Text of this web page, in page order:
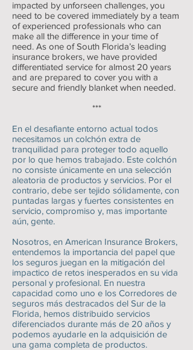
impacted by unforseen challenges, you
need to be covered immediately by a team
of experienced professionals who can
make all the difference in your time of
need. As one of South Florida’s leading
insurance brokers, we have provided
differentiated service for almost 20 years
and are prepared to cover you with a
secure and friendly blanket when needed.
***
En el desafiante entorno actual todos
necesitamos un colchón extra de
tranquilidad para proteger todo aquello
por lo que hemos trabajado. Este colchón
no consiste únicamente en una selección
aleatoria de productos y servicios. Por el
contrario, debe ser tejido sólidamente, con
puntadas largas y fuertes consistentes en
servicio, compromiso y, mas importante
aún, gente.
Nosotros, en American Insurance Brokers,
entendemos la importancia del papel que
los seguros juegan en la mitigación del
impactico de retos inesperados en su vida
personal y profesional. En nuestra
capacidad como uno e los Corredores de
seguros más destracados del Sur de la
Florida, hemos distribuido servicios
diferenciados durante más de 20 años y
podemos ayudarle en la adquisición de
una gama completa de productos.